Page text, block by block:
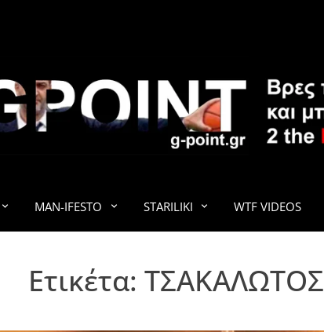
G-
MAN-IFESTO STARILIKI WTF VIDEOS
Ετικέτα: ΤΣΑΚΑΛΩΤΟΣ